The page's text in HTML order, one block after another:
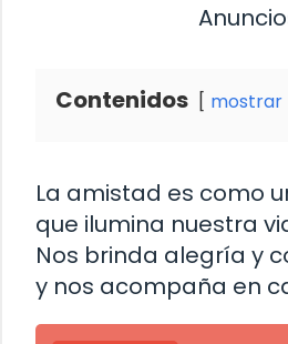
Contenidos mostrar
La amistad es como
que ilumina nuestra
Nos brinda alegría y
y nos acompaña en